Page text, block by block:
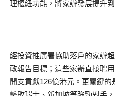
理樞紐功能，將家辦發展提升到
經投資推廣署協助落戶的家辦
政報告目標；這些家辦直接聘
開支貢獻126億港元。更關鍵